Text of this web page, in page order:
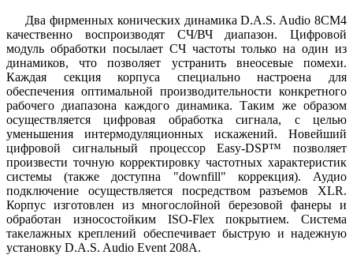
Два фирменных конических динамика D.A.S. Audio 8CM4
качественно воспроизводят СЧ/ВЧ диапазон. Цифровой
модуль обработки посылает СЧ частоты только на один из
динамиков, что позволяет устранить внеосевые помехи.
Каждая секция корпуса специально настроена для
обеспечения оптимальной производительности конкретного
рабочего диапазона каждого динамика. Таким же образом
осуществляется цифровая обработка сигнала, с целью
уменьшения интермодуляционных искажений. Новейший
цифровой сигнальный процессор Easy-DSP™ позволяет
произвести точную корректировку частотных характеристик
системы (также доступна "downfill" коррекция). Аудио
подключение осуществляется посредством разъемов XLR.
Корпус изготовлен из многослойной березовой фанеры и
обработан износостойким ISO-Flex покрытием. Система
такелажных креплений обеспечивает быструю и надежную
установку D.A.S. Audio Event 208A.